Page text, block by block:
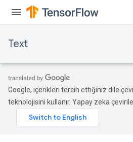
Text
Google, içerikleri tercih ettiğiniz dile
teknolojisini kullanır. Yapay zeka